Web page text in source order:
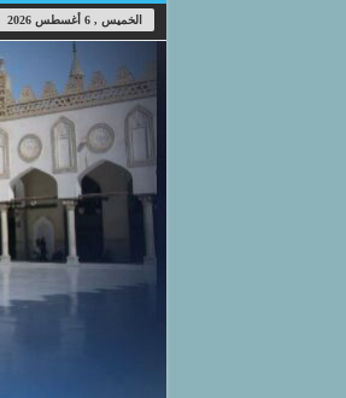
الخميس , 6 أغسطس 2026